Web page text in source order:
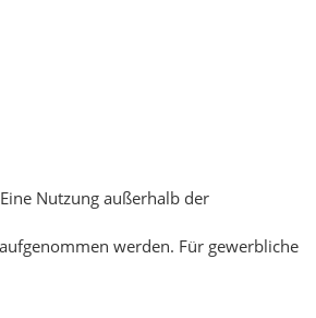
Nutzung außerhalb der
werden. Für gewerbliche